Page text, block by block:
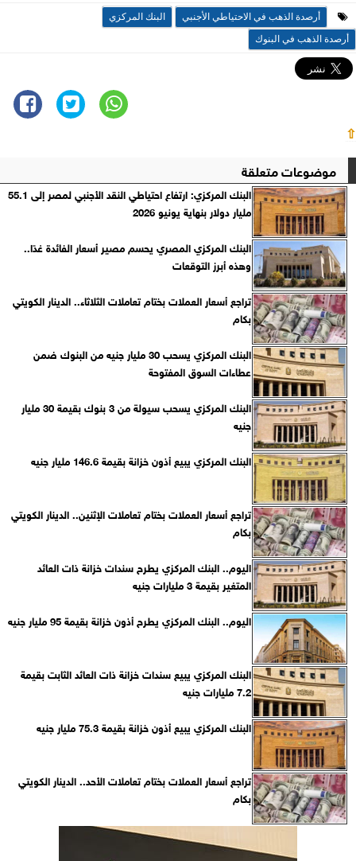
أرصدة الذهب في الاحتياطي الأجنبي
البنك المركزي
أرصدة الذهب في البنوك
⇧
موضوعات متعلقة
البنك المركزي: ارتفاع احتياطي النقد الأجنبي لمصر إلى 55.1
مليار دولار بنهاية يونيو 2026
البنك المركزي المصري يحسم مصير أسعار الفائدة غدًا..
وهذه أبرز التوقعات
تراجع أسعار العملات بختام تعاملات الثلاثاء.. الدينار الكويتي
بكام
البنك المركزي يسحب 30 مليار جنيه من البنوك ضمن
عطاءات السوق المفتوحة
البنك المركزي يسحب سيولة من 3 بنوك بقيمة 30 مليار
جنيه
البنك المركزي يبيع أذون خزانة بقيمة 146.6 مليار جنيه
تراجع أسعار العملات بختام تعاملات الإثنين.. الدينار الكويتي
بكام
اليوم.. البنك المركزي يطرح سندات خزانة ذات العائد
المتغير بقيمة 3 مليارات جنيه
اليوم.. البنك المركزي يطرح أذون خزانة بقيمة 95 مليار جنيه
البنك المركزي يبيع سندات خزانة ذات العائد الثابت بقيمة
7.2 مليارات جنيه
البنك المركزي يبيع أذون خزانة بقيمة 75.3 مليار جنيه
تراجع أسعار العملات بختام تعاملات الأحد.. الدينار الكويتي
بكام